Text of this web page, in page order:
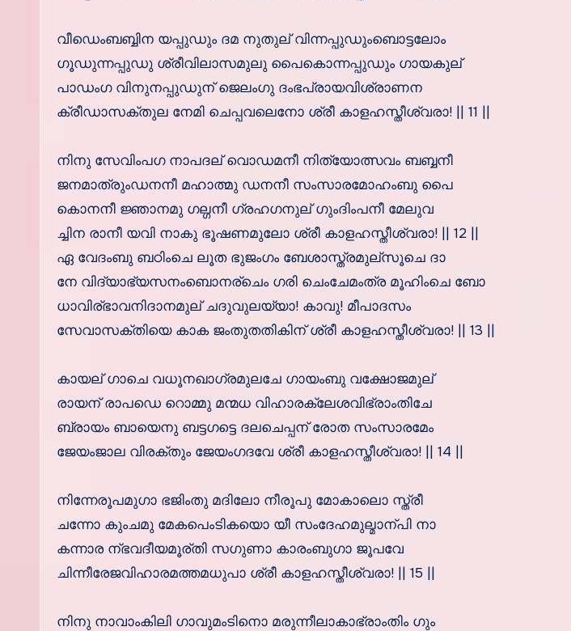
വീഡെംബബ്ബിന യപ്പുഡും ദമ നുതുല് വിന്നപ്പുഡുംബൊട്ടലോം
ഗൂഡുന്നപ്പുഡു ശ്രീവിലാസമുലു പൈകൊന്നപ്പുഡും ഗായകുല്
പാഡംഗ വിനുനപ്പുഡുന് ജെലംഗു ദംഭപ്രായവിശ്രാണന
ക്രീഡാസക്തുല നേമി ചെപ്പവലെനോ ശ്രീ കാളഹസ്തീശ്വരാ! || 11 ||
നിനു സേവിംപഗ നാപദല് വൊഡമനീ നിത്യോത്സവം ബബ്ബനീ
ജനമാത്രുംഡനനീ മഹാത്മു ഡനനീ സംസാരമോഹംബു പൈ
കൊനനീ ജ്ഞാനമു ഗല്ഗനീ ഗ്രഹഗനുല് ഗുംദിംപനീ മേലുവ
ച്ചിന രാനീ യവി നാകു ഭൂഷണമുലോ ശ്രീ കാളഹസ്തീശ്വരാ! || 12 ||
ഏ വേദംബു ബഠിംചെ ലൂത ഭുജംഗം ബേശാസ്ത്രമുല്സൂചെ ദാ
നേ വിദ്യാഭ്യസനംബൊനര്ചെം ഗരി ചെംചേമംത്ര മൂഹിംചെ ബോ
ധാവിര്ഭാവനിദാനമുല് ചദുവുലയ്യാ! കാവു! മീപാദസം
സേവാസക്തിയെ കാക ജംതുതതികിന് ശ്രീ കാളഹസ്തീശ്വരാ! || 13 ||
കായല് ഗാചെ വധൂനഖാഗ്രമുലചേ ഗായംബു വക്ഷോജമുല്
രായന് രാപഡെ റൊമ്മു മന്മധ വിഹാരക്ലേശവിഭ്രാംതിചേ
ബ്രായം ബായെനു ബട്ടഗട്ടെ ദലചെപ്പന് രോത സംസാരമേം
ജേയംജാല വിരക്തും ജേയംഗദവേ ശ്രീ കാളഹസ്തീശ്വരാ! || 14 ||
നിന്നേരൂപമുഗാ ഭജിംതു മദിലോ നീരൂപു മോകാലൊ സ്ത്രീ
ചന്നോ കുംചമു മേകപെംടികയൊ യീ സംദേഹമുല്മാന്പി നാ
കന്നാര ന്ഭവദീയമൂര്തി സഗുണാ കാരംബുഗാ ജൂപവേ
ചിന്നീരേജവിഹാരമത്തമധുപാ ശ്രീ കാളഹസ്തീശ്വരാ! || 15 ||
നിനു നാവാംകിലി ഗാവുമംടിനൊ മരുന്നീലാകാഭ്രാംതിം ഗും